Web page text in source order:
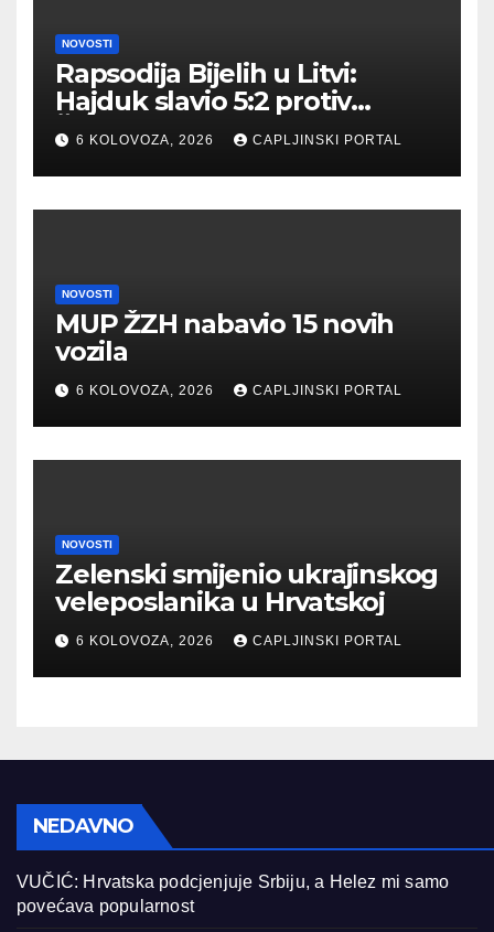
NOVOSTI
Rapsodija Bijelih u Litvi:
Hajduk slavio 5:2 protiv
Žalgirisa
6 KOLOVOZA, 2026 CAPLJINSKI PORTAL
NOVOSTI
MUP ŽZH nabavio 15 novih
vozila
6 KOLOVOZA, 2026 CAPLJINSKI PORTAL
NOVOSTI
Zelenski smijenio ukrajinskog
veleposlanika u Hrvatskoj
6 KOLOVOZA, 2026 CAPLJINSKI PORTAL
NEDAVNO
VUČIĆ: Hrvatska podcjenjuje Srbiju, a Helez mi samo
povećava popularnost